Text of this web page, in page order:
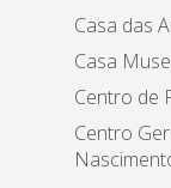
Casa das
Casa
Centro de
Centro